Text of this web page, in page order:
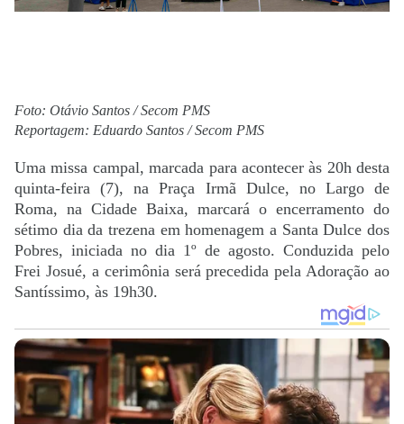
Foto: Otávio Santos / Secom PMS
Reportagem: Eduardo Santos / Secom PMS
Uma missa campal, marcada para acontecer às 20h desta
quinta-feira (7), na Praça Irmã Dulce, no Largo de
Roma, na Cidade Baixa, marcará o encerramento do
sétimo dia da trezena em homenagem a Santa Dulce dos
Pobres, iniciada no dia 1º de agosto. Conduzida pelo
Frei Josué, a cerimônia será precedida pela Adoração ao
Santíssimo, às 19h30.